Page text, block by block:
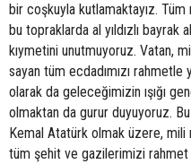
bir coşkuyla kutlamaktayız.
bu topraklarda al yıldızlı bayrak
kıymetini unutmuyoruz. Vatan,
sayan tüm ecdadımızı
olarak da geleceğimizin ışığı
olmaktan da gurur duyuyoruz.
Kemal Atatürk olmak üzere,
tüm şehit ve gazilerimizi rahmet